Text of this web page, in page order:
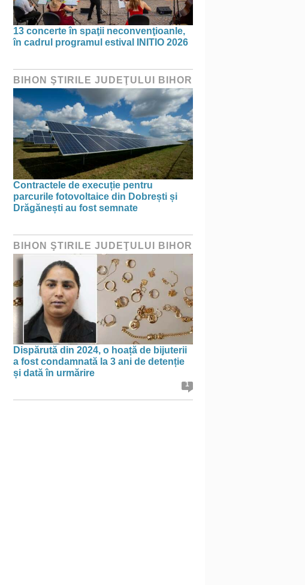
13 concerte în spaţii neconvenţioanle,
în cadrul programul estival INITIO 2026
BIHON ŞTIRILE JUDEŢULUI BIHOR
Contractele de execuție pentru
parcurile fotovoltaice din Dobrești și
Drăgănești au fost semnate
BIHON ŞTIRILE JUDEŢULUI BIHOR
Dispărută din 2024, o hoață de bijuterii
a fost condamnată la 3 ani de detenție
și dată în urmărire
1